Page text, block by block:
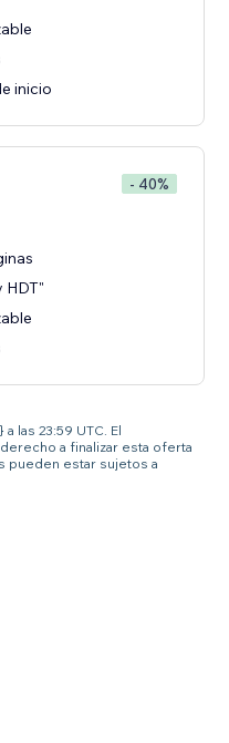
inicio
- 40%
HDT"
las 23:59 UTC. El
a finalizar esta oferta
pueden estar sujetos a